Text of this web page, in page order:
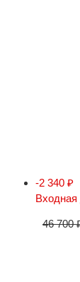
-2 340 ₽
46 700